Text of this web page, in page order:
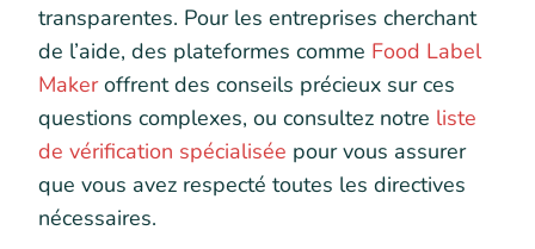
transparentes. Pour les entreprises cherchant
de l’aide, des plateformes comme Food Label
Makeroffrent des conseils précieux sur ces
questions complexes, ou consultez notre liste
de vérification spécialisée pour vous assurer
que vous avez respecté toutes les directives
nécessaires.